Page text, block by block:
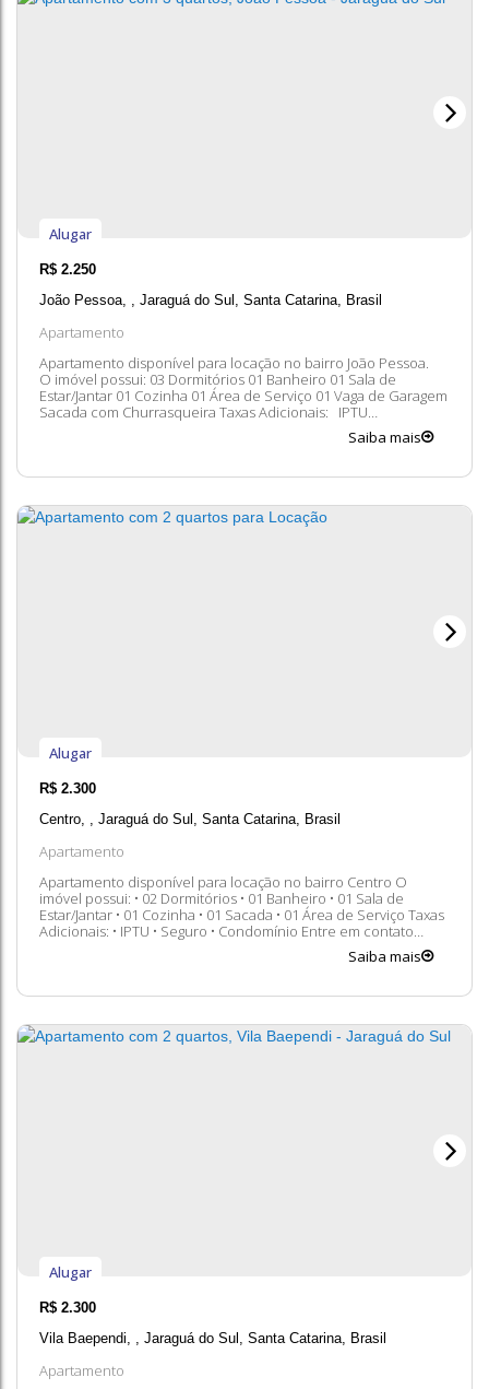
Apartamento
R$ 2.250
João Pessoa
Jaraguá do Sul Santa Catarina Brasil
Apartamento disponível para locação no bairro João Pessoa.
O imóvel possui: 03 Dormitórios 01 Banheiro 01 Sala de
Estar/Jantar 01 Cozinha 01 Área de Serviço 01 Vaga de Garagem
Sacada com Churrasqueira Taxas Adicionais: IPTU
conosco para mais informações, ficaremos felizes em lhe
Alugar
Saiba mais
Apartamento
R$ 2.300
Centro
Jaraguá do Sul Santa Catarina Brasil
Apartamento disponível para locação no bairro Centro O
imóvel possui: • 02 Dormitórios • 01 Banheiro • 01 Sala de
Estar/Jantar • 01 Cozinha • 01 Sacada • 01 Área de Serviço Taxas
Adicionais: • IPTU • Seguro • Condomínio Entre em contato
conosco para mais informações, ficaremos felizes em lhe
atender. 😀 A disponibilidade e valores dos imóveis estão...
Alugar
Saiba mais
Apartamento
R$ 2.300
Vila Baependi
Jaraguá do Sul Santa Catarina Brasil
Alugar